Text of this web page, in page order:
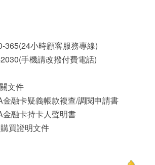
小時顧客服務專線)
手機請改撥付費電話)
文件
卡疑義帳款複查/調閱申請書
融卡持卡人聲明書
買證明文件